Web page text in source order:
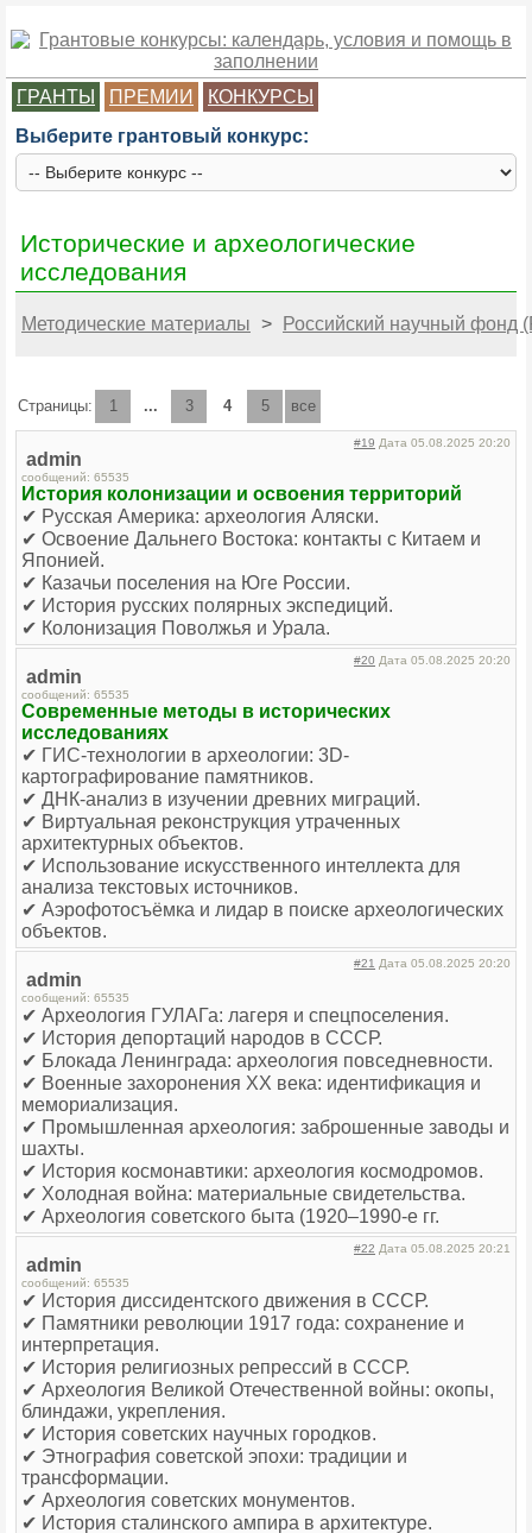
ГРАНТЫ ПРЕМИИ
КОНКУРСЫ
Выберите грантовый конкурс:
Исторические и археологические
исследования
Методические материалы > Российский научный фонд
Страницы: 1 ... 3 4 5 все
#19 Дата 05.08.2025 20:20
admin
сообщений: 65535
История колонизации и освоения территорий
✔ Русская Америка: археология Аляски.
✔ Освоение Дальнего Востока: контакты с Китаем и
Японией.
✔ Казачьи поселения на Юге России.
✔ История русских полярных экспедиций.
✔ Колонизация Поволжья и Урала.
#20 Дата 05.08.2025 20:20
admin
сообщений: 65535
Современные методы в исторических
исследованиях
✔ ГИС-технологии в археологии: 3D-
картографирование памятников.
✔ ДНК-анализ в изучении древних миграций.
✔ Виртуальная реконструкция утраченных
архитектурных объектов.
✔ Использование искусственного интеллекта для
анализа текстовых источников.
✔ Аэрофотосъёмка и лидар в поиске археологических
объектов.
#21 Дата 05.08.2025 20:20
admin
сообщений: 65535
✔ Археология ГУЛАГа: лагеря и спецпоселения.
✔ История депортаций народов в СССР.
✔ Блокада Ленинграда: археология повседневности.
✔ Военные захоронения XX века: идентификация и
мемориализация.
✔ Промышленная археология: заброшенные заводы и
шахты.
✔ История космонавтики: археология космодромов.
✔ Холодная война: материальные свидетельства.
✔ Археология советского быта (1920–1990-е гг.
#22 Дата 05.08.2025 20:21
admin
сообщений: 65535
✔ История диссидентского движения в СССР.
✔ Памятники революции 1917 года: сохранение и
интерпретация.
✔ История религиозных репрессий в СССР.
✔ Археология Великой Отечественной войны: окопы,
блиндажи, укрепления.
✔ История советских научных городков.
✔ Этнография советской эпохи: традиции и
трансформации.
✔ Археология советских монументов.
✔ История сталинского ампира в архитектуре.